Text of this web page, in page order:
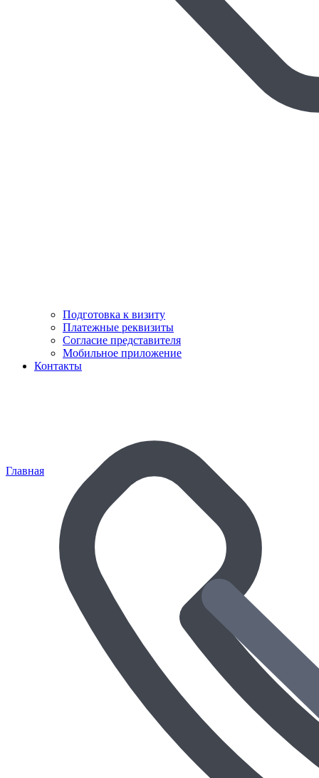
Подготовка к визиту
Платежные реквизиты
Согласие представителя
Мобильное приложение
Контакты
Главная